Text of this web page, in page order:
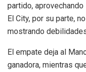
partido,
El City, por su parte,
mostrando
El empate deja al
ganadora, mientras